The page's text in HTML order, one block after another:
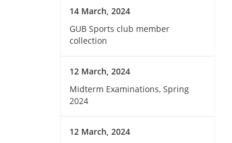
14 March, 2024
GUB Sports club member
collection
12 March, 2024
Midterm Examinations, Spring
2024
12 March, 2024